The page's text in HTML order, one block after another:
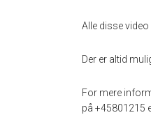
Alle disse
Der er altid
For mere
på +45801215